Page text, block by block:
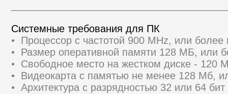
Системные требования для ПК
• Процессор с частотой 900 MHz, или
• Размер оперативной памяти 128 МБ, или
• Свободное место на жестком диске - 120
• Видеокарта с памятью не менее 128 Мб,
• Архитектура с разрядностью 32 или 64